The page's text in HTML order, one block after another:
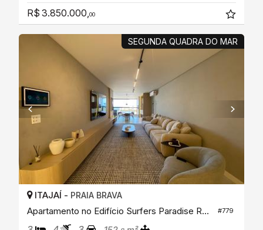
R$ 3.850.000,00
SEGUNDA QUADRA DO MAR
#779
ITAJAÍ - PRAIA BRAVA
Apartamento no Edifício Surfers Paradise Residence